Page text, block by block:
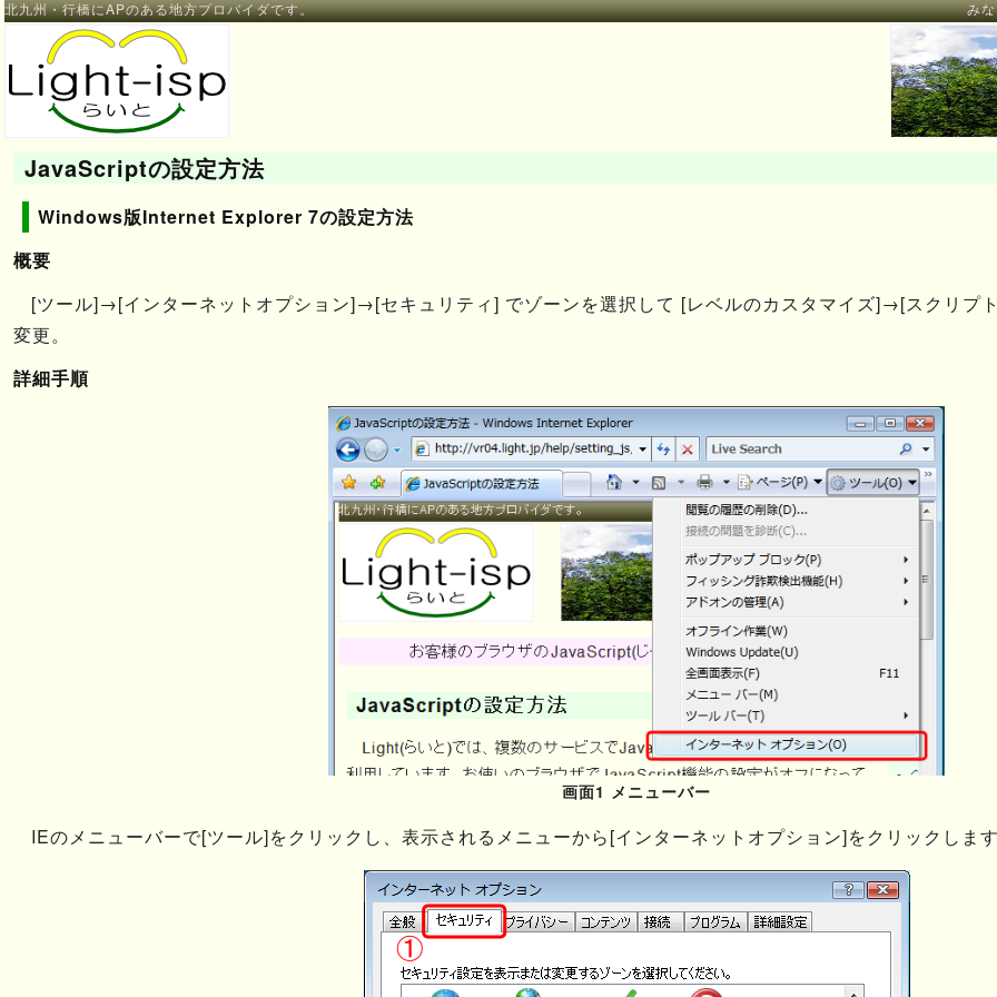
北九州・行橋にAPのある地方プロバイダです。 み
JavaScriptの設定方法
Windows版Internet Explorer 7の設定方法
概要
[ツール]→[インターネットオプション]→[セキュリティ] でゾーンを選択して [レベルのカスタマイズ]→[スクリプ
変更。
詳細手順
画面1 メニューバー
IEのメニューバーで[ツール]をクリックし、表示されるメニューから[インターネットオプション]をクリックします